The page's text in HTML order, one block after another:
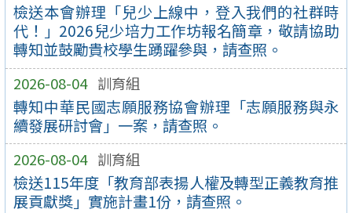
檢送本會辦理「兒少上線中，登入我們的社群時
代！」2026兒少培力工作坊報名簡章，敬請協助
轉知並鼓勵貴校學生踴躍參與，請查照。
2026-08-04 訓育組
轉知中華民國志願服務協會辦理「志願服務與永
續發展研討會」一案，請查照。
2026-08-04 訓育組
檢送115年度「教育部表揚人權及轉型正義教育推
展貢獻獎」實施計畫1份，請查照。